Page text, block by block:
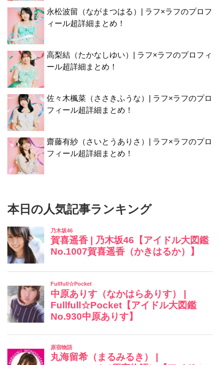
永松波留（ながまつはる）| ラフ×ラフのプロフ
ィール超詳細まとめ！
高梨結（たかなしゆい）| ラフ×ラフのプロフィ
ール超詳細まとめ！
佐々木楓菜（ささきふうな）| ラフ×ラフのプロ
フィール超詳細まとめ！
齋藤有紗（さいとうありさ）| ラフ×ラフのプロ
フィール超詳細まとめ！
本日の人気記事ランキング